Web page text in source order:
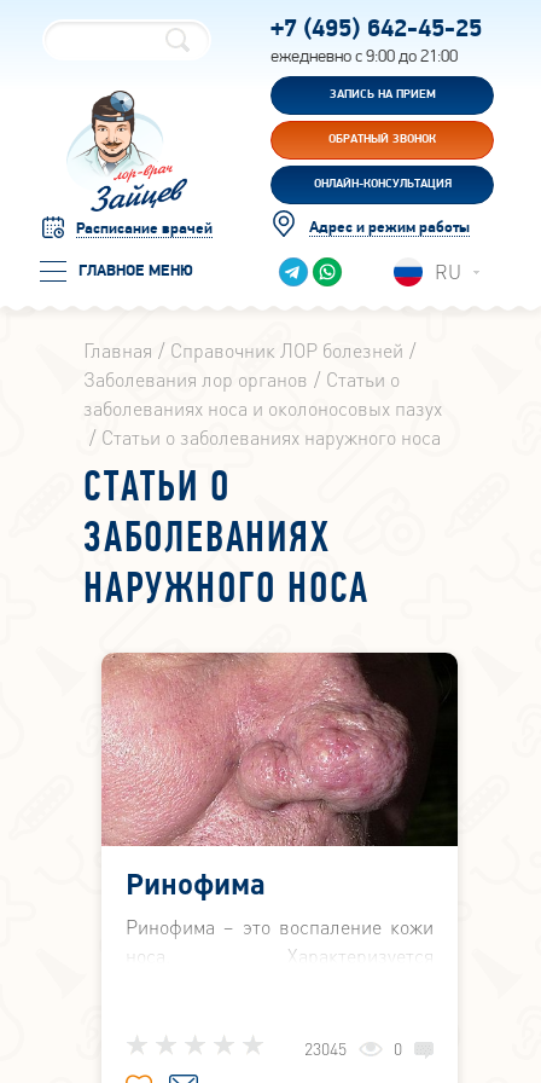
Расписание врачей
ГЛАВНОЕ МЕНЮ
+7 (495) 642-45-25
ежедневно с 9:00 до 21:00
ЗАПИСЬ НА ПРИЕМ
ОБРАТНЫЙ ЗВОНОК
ОНЛАЙН-КОНСУЛЬТАЦИЯ
Адрес и режим работы
RU
Главная
Справочник ЛОР болезней
Заболевания лор органов
Статьи о
заболеваниях носа и околоносовых пазух
Статьи о заболеваниях наружного носа
СТАТЬИ О
ЗАБОЛЕВАНИЯХ
НАРУЖНОГО НОСА
Ринофима
Ринофима – это воспаление кожи
носа. Характеризуется
иногда свешиваются наподобие
хобота, обезображивая лицо и
23045 0